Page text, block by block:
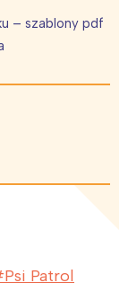
– szablony pdf
Psi Patrol